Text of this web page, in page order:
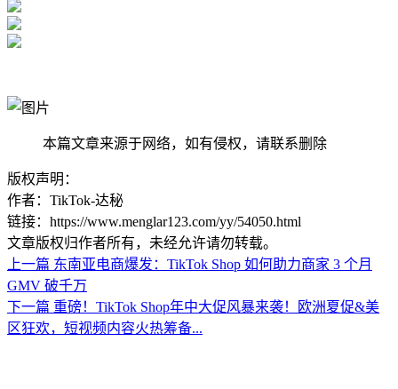
本篇文章来源于网络，如有侵权，请联系删除
版权声明：
作者：TikTok-达秘
链接：https://www.menglar123.com/yy/54050.html
文章版权归作者所有，未经允许请勿转载。
上一篇 东南亚电商爆发：TikTok Shop 如何助力商家 3 个月
GMV 破千万
下一篇 重磅！TikTok Shop年中大促风暴来袭！欧洲夏促&美
区狂欢，短视频内容火热筹备...